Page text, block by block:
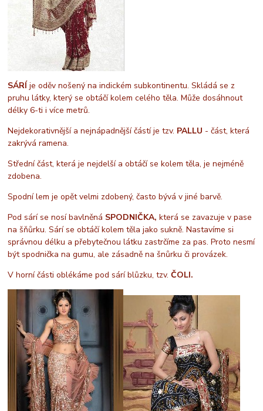
SÁRÍ je oděv nošený na indickém subkontinentu. Skládá se z
pruhu látky, který se obtáčí kolem celého těla. Může dosáhnout
délky 6-ti i více metrů.
Nejdekorativnější a nejnápadnější částí je tzv. PALLU - část, která
zakrývá ramena.
Střední část, která je nejdelší a obtáčí se kolem těla, je nejméně
zdobena.
Spodní lem je opět velmi zdobený, často bývá v jiné barvě.
Pod sárí se nosí bavlněná SPODNIČKA, která se zavazuje v pase
na šňůrku. Sárí se obtáčí kolem těla jako sukně. Nastavíme si
správnou délku a přebytečnou látku zastrčíme za pas. Proto nesmí
být spodnička na gumu, ale zásadně na šnůrku či provázek.
V horní části oblékáme pod sárí blůzku, tzv.ČOLI.